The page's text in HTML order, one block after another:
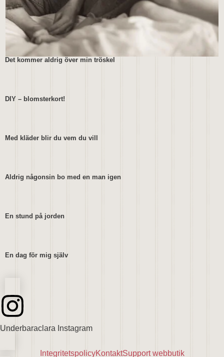
Det kommer aldrig över min tröskel
DIY – blomsterkort!
Med kläder blir du vem du vill
Aldrig någonsin bo med en man igen
En stund på jorden
En dag för mig själv
Underbaraclara Instagram
IntegritetspolicyKontaktSupport webbutik